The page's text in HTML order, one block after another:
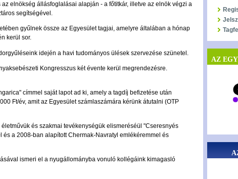
elnökség állásfoglalásai alapján - a főtitkár, illetve az elnök végzi a
segítségével.
gyűlnek össze az Egyesület tagjai, amelyre általában a hónap
kerül sor.
idején a havi tudományos ülések szervezése szünetel.
Kongresszus két évente kerül megrendezésre.
címmel saját lapot ad ki, amely a tagdíj befizetése után
Ft/év, amit az Egyesület számlaszámára kérünk átutalni (OTP
és szakmai tevékenységük elismeréséül "Cseresnyés
a 2008-ban alapított Chermak-Navratyl emlékéremmel és
ismeri el a nyugállományba vonuló kollégáink kimagasló
AZ